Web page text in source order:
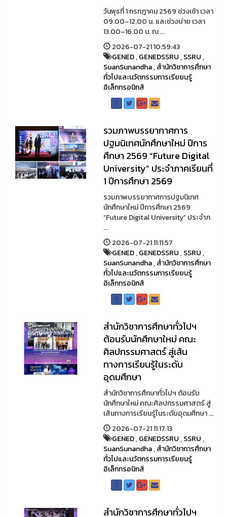
วันพุธที่ 1 กรกฎาคม 2569 ช่วงเช้า เวลา
09.00–12.00 น. และช่วงบ่าย เวลา
13.00–16.00 น. ณ ...
2026-07-21 10:59:43
GENED,GENEDSSRU,SSRU,
SuanSunandha,สำนักวิชาการศึกษา
ทั่วไปและนวัตกรรมการเรียยนรู้
อิเล็กทรอนิกส์
รวมภาพบรรยากาศการ
ปฐมนิเทศนักศึกษาใหม่ ปีการ
ศึกษา 2569 “Future Digital
University” ประจำภาคเรียนที่
1 ปีการศึกษา 2569
รวมภาพบรรยากาศการปฐมนิเทศ
นักศึกษาใหม่ ปีการศึกษา 2569
“Future Digital University” ประจำภ
...
2026-07-21 11:11:57
GENED,GENEDSSRU,SSRU,
SuanSunandha,สำนักวิชาการศึกษา
ทั่วไปและนวัตกรรมการเรียยนรู้
อิเล็กทรอนิกส์
สำนักวิชาการศึกษาทั่วไปฯ
ต้อนรับนักศึกษาใหม่ คณะ
ศิลปกรรมศาสตร์ สู่เส้น
ทางการเรียนรู้ในระดับ
อุดมศึกษา
สำนักวิชาการศึกษาทั่วไปฯ ต้อนรับ
นักศึกษาใหม่ คณะศิลปกรรมศาสตร์ สู่
เส้นทางการเรียนรู้ในระดับอุดมศึกษา ...
2026-07-21 11:17:13
GENED,GENEDSSRU,SSRU,
SuanSunandha,สำนักวิชาการศึกษา
ทั่วไปและนวัตกรรมการเรียยนรู้
อิเล็กทรอนิกส์
สำนักวิชาการศึกษาทั่วไปฯ